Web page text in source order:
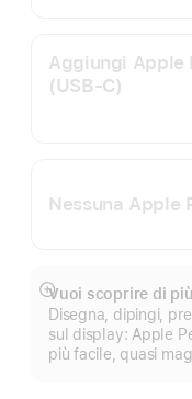
Aggiungi Apple
(USB‑C)
Nessuna Apple
Vuoi scoprire di
Disegna, dipingi,
sul display: Apple
più facile, quasi
Mostra
di
più